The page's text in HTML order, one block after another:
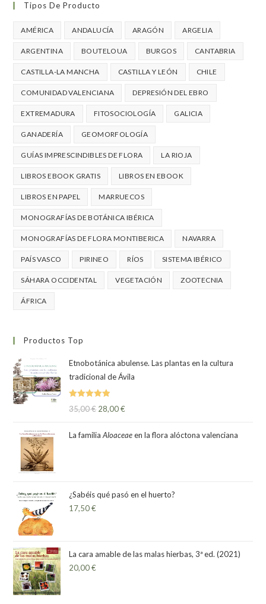
Tipos De Producto
AMÉRICA ANDALUCÍA ARAGÓN ARGELIA
ARGENTINA BOUTELOUA BURGOS CANTABRIA
CASTILLA-LA MANCHA CASTILLA Y LEÓN CHILE
COMUNIDAD VALENCIANA DEPRESIÓN DEL EBRO
EXTREMADURA FITOSOCIOLOGÍA GALICIA
GANADERÍA GEOMORFOLOGÍA
GUÍAS IMPRESCINDIBLES DE FLORA LA RIOJA
LIBROS EBOOK GRATIS LIBROS EN EBOOK
LIBROS EN PAPEL MARRUECOS
MONOGRAFÍAS DE BOTÁNICA IBÉRICA
MONOGRAFÍAS DE FLORA MONTIBERICA NAVARRA
PAÍS VASCO PIRINEO RÍOS SISTEMA IBÉRICO
SÁHARA OCCIDENTAL VEGETACIÓN ZOOTECNIA
ÁFRICA
Productos Top
Etnobotánica abulense. Las plantas en la cultura
tradicional de Ávila
Valorado
35,00€ 28,00€
La familiaAloaceaeen la flora alóctona valenciana
¿Sabéis qué pasó en el huerto?
17,50€
La cara amable de las malas hierbas, 3ª ed. (2021)
20,00€